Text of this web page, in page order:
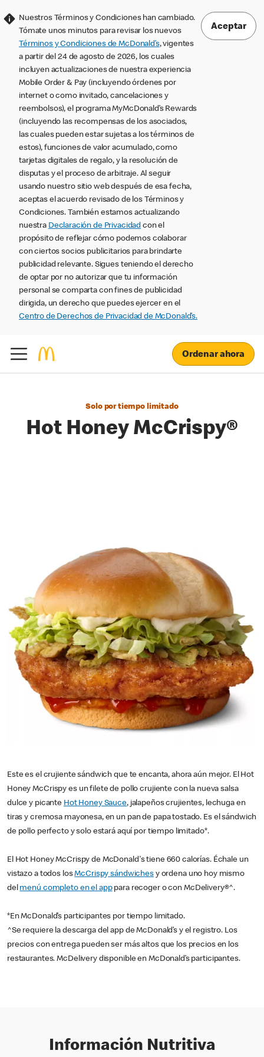
Nuestros Términos y Condiciones han cambiado.
Tómate unos minutos para revisar los nuevos
Términos y Condiciones de McDonald’s, vigentes
a partir del 24 de agosto de 2026, los cuales
incluyen actualizaciones de nuestra experiencia
Mobile Order & Pay (incluyendo órdenes por
internet o como invitado, cancelaciones y
reembolsos), el programa MyMcDonald’s Rewards
(incluyendo las recompensas de los asociados,
las cuales pueden estar sujetas a los términos de
estos), funciones de valor acumulado, como
tarjetas digitales de regalo, y la resolución de
disputas y el proceso de arbitraje. Al seguir
usando nuestro sitio web después de esa fecha,
aceptas el acuerdo revisado de los Términos y
Condiciones. También estamos actualizando
nuestra Declaración de Privacidad con el
propósito de reflejar cómo podemos colaborar
con ciertos socios publicitarios para brindarte
publicidad relevante. Sigues teniendo el derecho
de optar por no autorizar que tu información
personal se comparta con fines de publicidad
dirigida, un derecho que puedes ejercer en el
Centro de Derechos de Privacidad de McDonald’s.
Aceptar
Ordenar ahora
Solo por tiempo limitado
Hot Honey McCrispy®
Este es el crujiente sándwich que te encanta, ahora aún mejor. El Hot
Honey McCrispy es un filete de pollo crujiente con la nueva salsa
dulce y picante Hot Honey Sauce, jalapeños crujientes, lechuga en
tiras y cremosa mayonesa, en un pan de papa tostado. Es el sándwich
de pollo perfecto y solo estará aquí por tiempo limitado*.
El Hot Honey McCrispy de McDonald's tiene 660 calorías. Échale un
vistazo a todos losMcCrispy sándwichesy ordena uno hoy mismo
del menú completo en el apppara recoger o con McDelivery®^.
*En McDonald’s participantes por tiempo limitado.
^Se requiere la descarga del app de McDonald’s y el registro. Los
precios con entrega pueden ser más altos que los precios en los
restaurantes. McDelivery disponible en McDonald’s participantes.
Información Nutritiva